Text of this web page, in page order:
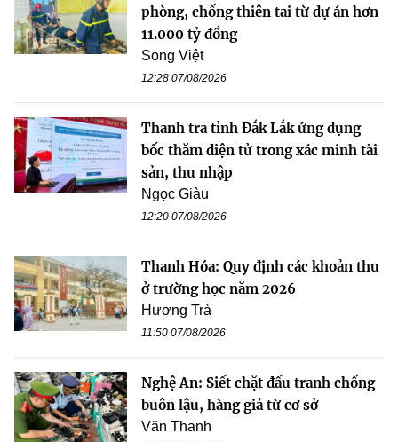
phòng, chống thiên tai từ dự án hơn
11.000 tỷ đồng
Song Việt
12:28 07/08/2026
Thanh tra tỉnh Đắk Lắk ứng dụng
bốc thăm điện tử trong xác minh tài
sản, thu nhập
Ngọc Giàu
12:20 07/08/2026
Thanh Hóa: Quy định các khoản thu
ở trường học năm 2026
Hương Trà
11:50 07/08/2026
Nghệ An: Siết chặt đấu tranh chống
buôn lậu, hàng giả từ cơ sở
Văn Thanh